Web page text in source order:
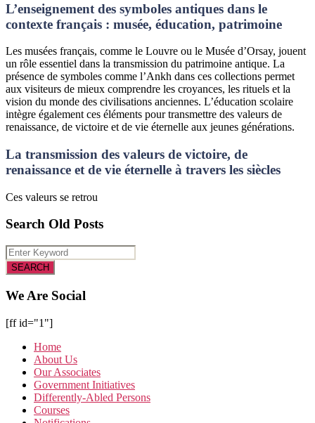
L’enseignement des symboles antiques dans le
contexte français : musée, éducation, patrimoine
Les musées français, comme le Louvre ou le Musée d’Orsay, jouent
un rôle essentiel dans la transmission du patrimoine antique. La
présence de symboles comme l’Ankh dans ces collections permet
aux visiteurs de mieux comprendre les croyances, les rituels et la
vision du monde des civilisations anciennes. L’éducation scolaire
intègre également ces éléments pour transmettre des valeurs de
renaissance, de victoire et de vie éternelle aux jeunes générations.
La transmission des valeurs de victoire, de
renaissance et de vie éternelle à travers les siècles
Ces valeurs se retrou
Search Old Posts
We Are Social
[ff id="1"]
Home
About Us
Our Associates
Government Initiatives
Differently-Abled Persons
Courses